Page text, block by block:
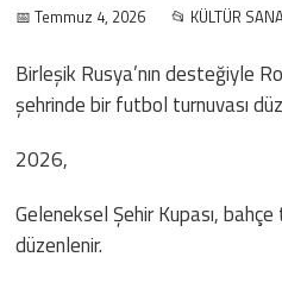
📅 Temmuz 4, 2026 📂 KÜLTÜR
Birleşik Rusya’nın desteğiyle
şehrinde bir futbol turnuvası
2026,
Geleneksel Şehir Kupası, bahçe
düzenlenir.